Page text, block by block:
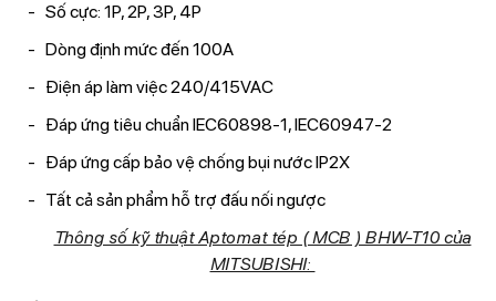
Số cực: 1P, 2P, 3P, 4P
Dòng định mức đến 100A
Điện áp làm việc 240/415VAC
Đáp ứng tiêu chuẩn IEC60898-1, IEC60947-2
Đáp ứng cấp bảo vệ chống bụi nước IP2X
Tất cả sản phẩm hỗ trợ đấu nối ngược
Thông số kỹ thuật Aptomat tép ( MCB ) BHW-T10 của
MITSUBISHI: